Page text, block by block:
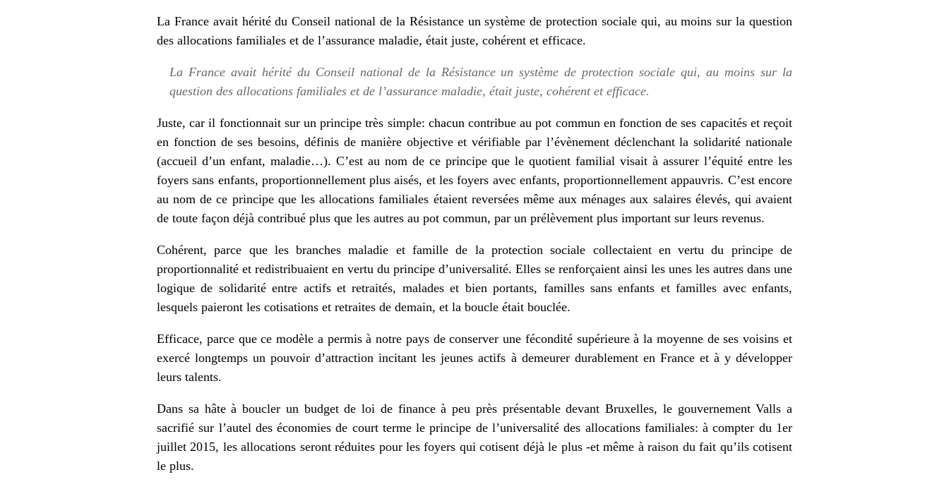
La France avait hérité du Conseil national de la Résistance un système de protection sociale qui, au moins sur la question
des allocations familiales et de l’assurance maladie, était juste, cohérent et efficace.
La France avait hérité du Conseil national de la Résistance un système de protection sociale qui, au moins sur la
question des allocations familiales et de l’assurance maladie, était juste, cohérent et efficace.
Juste, car il fonctionnait sur un principe très simple: chacun contribue au pot commun en fonction de ses capacités et reçoit
en fonction de ses besoins, définis de manière objective et vérifiable par l’évènement déclenchant la solidarité nationale
(accueil d’un enfant, maladie…). C’est au nom de ce principe que le quotient familial visait à assurer l’équité entre les
foyers sans enfants, proportionnellement plus aisés, et les foyers avec enfants, proportionnellement appauvris. C’est encore
au nom de ce principe que les allocations familiales étaient reversées même aux ménages aux salaires élevés, qui avaient
de toute façon déjà contribué plus que les autres au pot commun, par un prélèvement plus important sur leurs revenus.
Cohérent, parce que les branches maladie et famille de la protection sociale collectaient en vertu du principe de
proportionnalité et redistribuaient en vertu du principe d’universalité. Elles se renforçaient ainsi les unes les autres dans une
logique de solidarité entre actifs et retraités, malades et bien portants, familles sans enfants et familles avec enfants,
lesquels paieront les cotisations et retraites de demain, et la boucle était bouclée.
Efficace, parce que ce modèle a permis à notre pays de conserver une fécondité supérieure à la moyenne de ses voisins et
exercé longtemps un pouvoir d’attraction incitant les jeunes actifs à demeurer durablement en France et à y développer
leurs talents.
Dans sa hâte à boucler un budget de loi de finance à peu près présentable devant Bruxelles, le gouvernement Valls a
sacrifié sur l’autel des économies de court terme le principe de l’universalité des allocations familiales: à compter du 1er
juillet 2015, les allocations seront réduites pour les foyers qui cotisent déjà le plus -et même à raison du fait qu’ils cotisent
le plus.